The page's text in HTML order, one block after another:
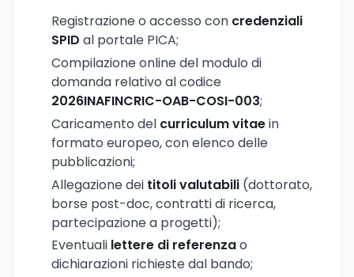
Registrazione o accesso con credenziali
SPID al portale PICA;
Compilazione online del modulo di
domanda relativo al codice
2026INAFINCRIC-OAB-COSI-003;
Caricamento del curriculum vitaein
formato europeo, con elenco delle
pubblicazioni;
Allegazione dei titoli valutabili (dottorato,
borse post-doc, contratti di ricerca,
partecipazione a progetti);
Eventuali lettere di referenzao
dichiarazioni richieste dal bando;